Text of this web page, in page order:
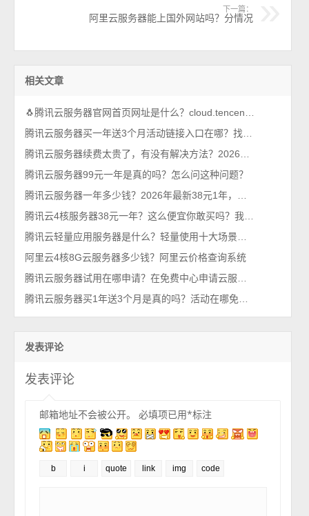
下一篇：
阿里云服务器能上国外网站吗？分情况
相关文章
腾讯云服务器99元一年是真的吗？怎么问这种问题？
阿里云4核8G云服务器多少钱？阿里云价格查询系统
发表评论
发表评论
邮箱地址不会被公开。 必填项已用*标注